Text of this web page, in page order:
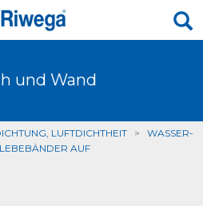
und Wand
LUFTDICHTHEIT > WASSER-
AUF